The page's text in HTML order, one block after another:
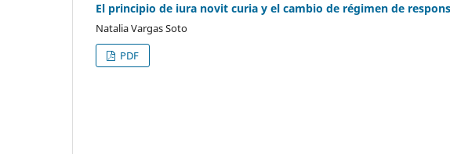
El principio de iura novit curia y el cambio de régimen de
Natalia Vargas Soto
PDF